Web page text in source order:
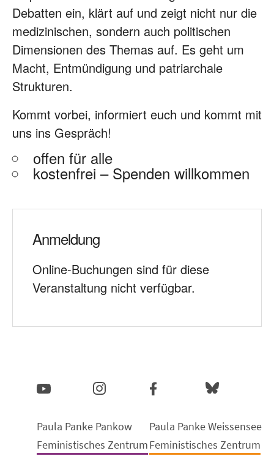
Debatten ein, klärt auf und zeigt nicht nur die
medizinischen, sondern auch politischen
Dimensionen des Themas auf. Es geht um
Macht, Entmündigung und patriarchale
Strukturen.
Kommt vorbei, informiert euch und kommt mit
uns ins Gespräch!
offen für alle
kostenfrei – Spenden willkommen
Anmeldung
Online-Buchungen sind für diese
Veranstaltung nicht verfügbar.
Paula Panke Pankow
Feministisches Zentrum
Paula Panke Weissensee
Feministisches Zentrum